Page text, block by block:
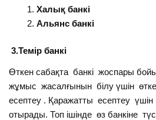
Халық банкі
Альянс банкі
3.Темір банкі
Өткен сабақта банкі жоспары
жұмыс жасалғынын білу үшін
есептеу . Қаражатты есептеу
отырады. Топ ішінде өз банкіне